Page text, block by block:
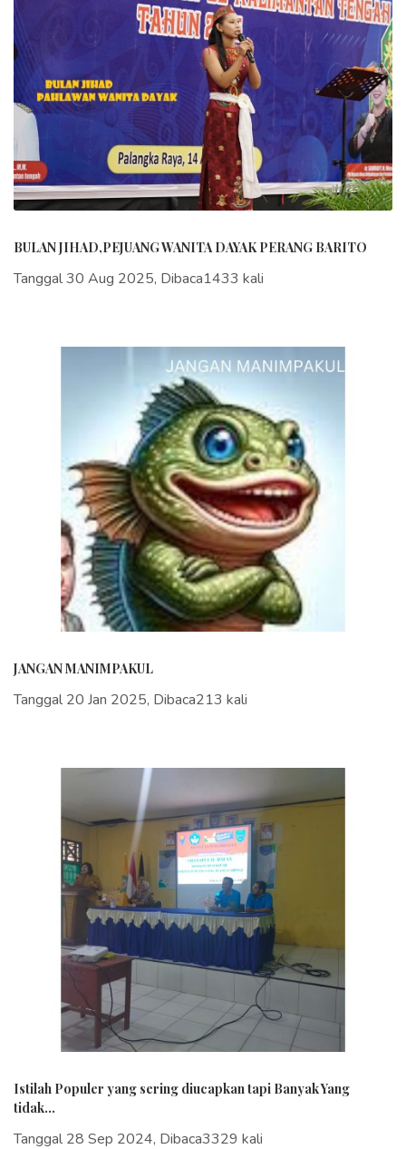
BULAN JIHAD,PEJUANG WANITA DAYAK PERANG BARITO
Tanggal 30 Aug 2025, Dibaca1433 kali
JANGAN MANIMPAKUL
Tanggal 20 Jan 2025, Dibaca213 kali
Istilah Populer yang sering diucapkan tapi Banyak Yang
tidak...
Tanggal 28 Sep 2024, Dibaca3329 kali